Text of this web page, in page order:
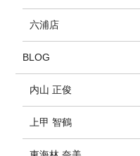
六浦店
BLOG
内山 正俊
上甲 智鶴